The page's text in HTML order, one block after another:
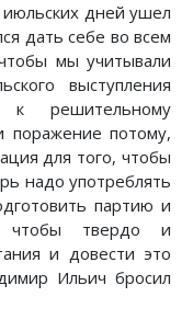
дней ушел
дать себе во всем
мы учитывали
выступления
к решительному
поражение потому,
для того, чтобы
надо употреблять
партию и
чтобы твердо и
и довести это
Ильич бросил